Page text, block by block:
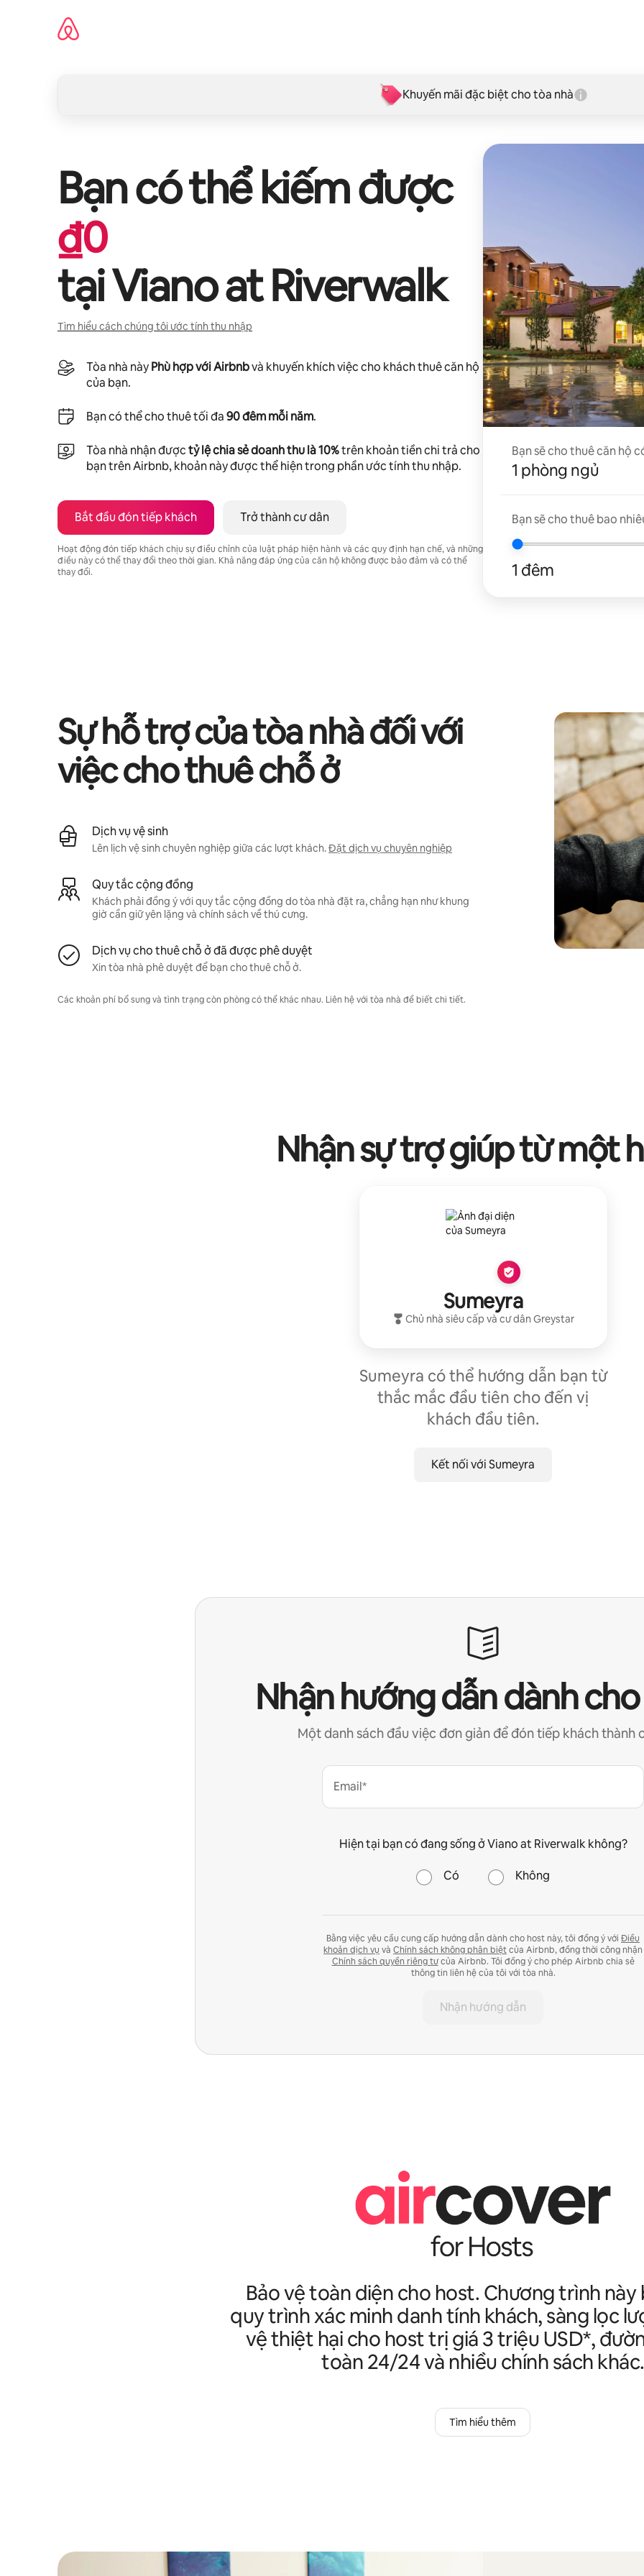
Khuyến mãi đặc biệt cho tòa nhà
Bạn có thể kiếm được
₫0
tạiViano at Riverwalk
Tìm hiểu cách chúng tôi ước tính thu nhập
Tòa nhà nàyPhù hợp với Airbnbvà khuyến khích việc cho khách thuê căn hộ
của bạn.
Bạn có thể cho thuê tối đa90 đêm mỗi năm.
Tòa nhà nhận đượctỷ lệ chia sẻ doanh thu là 10%trên khoản tiền chi trả cho
bạn trên Airbnb, khoản này được thể hiện trong phần ước tính thu nhập.
Bắt đầu đón tiếp khách Trở thành cư dân
Hoạt động đón tiếp khách chịu sự điều chỉnh của luật pháp hiện hành và các quy định hạn chế, và những
điều này có thể thay đổi theo thời gian. Khả năng đáp ứng của căn hộ không được bảo đảm và có thể
thay đổi.
Bạn sẽ cho thuê căn hộ
1 phòng ngủ
Bạn sẽ cho thuê bao
1 đêm
Sự hỗ trợ của tòa nhà đối với
việc cho thuê chỗ ở
Dịch vụ vệ sinh
Lên lịch vệ sinh chuyên nghiệp giữa các lượt khách.Đặt dịch vụ chuyên nghiệp
Quy tắc cộng đồng
Khách phải đồng ý với quy tắc cộng đồng do tòa nhà đặt ra, chẳng hạn như khung
giờ cần giữ yên lặng và chính sách về thú cưng.
Dịch vụ cho thuê chỗ ở đã được phê duyệt
Xin tòa nhà phê duyệt để bạn cho thuê chỗ ở.
Các khoản phí bổ sung và tình trạng còn phòng có thể khác nhau. Liên hệ với tòa nhà để biết chi tiết.
Nhận sự trợ giúp từ một
Sumeyra
Chủ nhà siêu cấp và cư dânGreystar
Sumeyra có thể hướng dẫn bạn từ
thắc mắc đầu tiên cho đến vị
khách đầu tiên.
Kết nối với Sumeyra
Nhận hướng dẫn dành
Một danh sách đầu việc đơn giản để đón tiếp khách thành
Email*
Hiện tại bạn có đang sống ở Viano at Riverwalk không?
Có Không
Bằng việc yêu cầu cung cấp hướng dẫn dành cho host này, tôi đồng ý với Điều
khoản dịch vụ và Chính sách không phân biệtcủa Airbnb, đồng thời công nhận
Chính sách quyền riêng tưcủa Airbnb. Tôi đồng ý cho phép Airbnb chia sẻ
thông tin liên hệ của tôi với tòa nhà.
Nhận hướng dẫn
Bảo vệ toàn diện cho host. Chương trình
quy trình xác minh danh tính khách, sàng lọc
vệ thiệt hại cho host trị giá 3 triệu USD*,
toàn 24/24 và nhiều chính sách khác.
Tìm hiểu thêm